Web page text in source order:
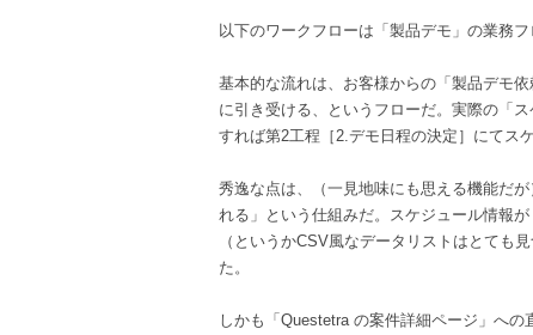
以下のワークフローは「製品デモ」の業務フ
基本的な流れは、お客様からの「製品デモ
に引き受ける、というフローだ。実際の「
すれば第2工程［2.デモ日程の決定］にてス
秀逸な点は、（一見地味にも思える機能だ
れる」という仕組みだ。スケジュール情報
（というかCSV風なデータリストはとても
た。
しかも「Questetra の案件詳細ページ」へ